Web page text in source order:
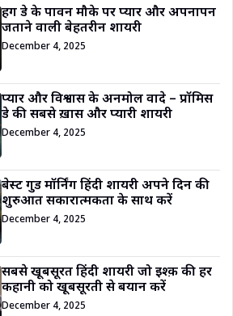
हग डे के पावन मौके पर प्यार और अपनापन
जताने वाली बेहतरीन शायरी
December 4, 2025
प्यार और विश्वास के अनमोल वादे – प्रॉमिस
डे की सबसे ख़ास और प्यारी शायरी
December 4, 2025
बेस्ट गुड मॉर्निंग हिंदी शायरी अपने दिन की
शुरुआत सकारात्मकता के साथ करें
December 4, 2025
सबसे खूबसूरत हिंदी शायरी जो इश्क़ की हर
कहानी को खूबसूरती से बयान करें
December 4, 2025